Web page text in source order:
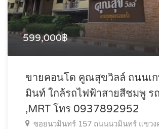
599,000฿
ขายคอนโด คูณสุขวิลล์ ถนนเ
มินท์ ใกล้รถไฟฟ้าสายสีชมพู ร
,MRT โทร 0937892952
ซอยนวมินทร์ 157 ถนนนวมินทร์ แขวง